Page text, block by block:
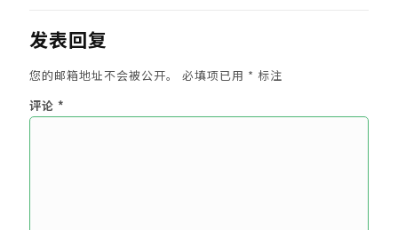
发表回复
您的邮箱地址不会被公开。 必填项已用 * 标注
评论 *